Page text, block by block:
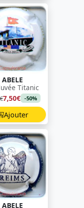
ABELE
Titanic
7,50€ -50%
Ajouter
ABELE